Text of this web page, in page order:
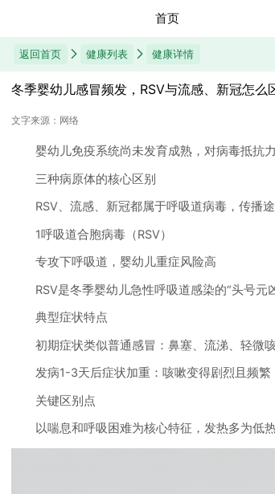
首页
返回首页 健康列表 健康详情
冬季婴幼儿感冒频发，RSV与流感、新冠怎么
文字来源：网络
婴幼儿免疫系统尚未发育成熟，对病毒抵抗力
三种病原体的核心区别
RSV、流感、新冠都属于呼吸道病毒，传播途
1呼吸道合胞病毒（RSV）
专攻下呼吸道，婴幼儿重症风险高
RSV是冬季婴幼儿急性呼吸道感染的“头号元
典型症状特点
初期症状类似普通感冒：鼻塞、流涕、轻微咳
发病1-3天后症状加重：咳嗽变得剧烈且频繁
关键区别点
以喘息和呼吸困难为核心特征，发热多为低热